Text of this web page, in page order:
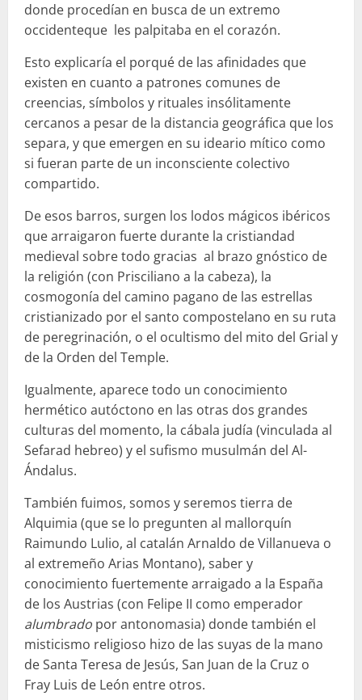
donde procedían en busca de un extremo
occidenteque les palpitaba en el corazón.
Esto explicaría el porqué de las afinidades que
existen en cuanto a patrones comunes de
creencias, símbolos y rituales insólitamente
cercanos a pesar de la distancia geográfica que los
separa, y que emergen en su ideario mítico como
si fueran parte de un inconsciente colectivo
compartido.
De esos barros, surgen los lodos mágicos ibéricos
que arraigaron fuerte durante la cristiandad
medieval sobre todo gracias al brazo gnóstico de
la religión (con Prisciliano a la cabeza), la
cosmogonía del camino pagano de las estrellas
cristianizado por el santo compostelano en su ruta
de peregrinación, o el ocultismo del mito del Grial y
de la Orden del Temple.
Igualmente, aparece todo un conocimiento
hermético autóctono en las otras dos grandes
culturas del momento, la cábala judía (vinculada al
Sefarad hebreo) y el sufismo musulmán del Al-
Ándalus.
También fuimos, somos y seremos tierra de
Alquimia (que se lo pregunten al mallorquín
Raimundo Lulio, al catalán Arnaldo de Villanueva o
al extremeño Arias Montano), saber y
conocimiento fuertemente arraigado a la España
de los Austrias (con Felipe II como emperador
alumbrado por antonomasia) donde también el
misticismo religioso hizo de las suyas de la mano
de Santa Teresa de Jesús, San Juan de la Cruz o
Fray Luis de León entre otros.